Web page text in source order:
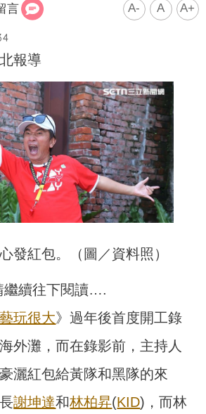
言 A- A A+
報導
發紅包。（圖／資料照）
繼續往下閱讀….
玩很大》過年後首度開工錄
外灘，而在錄影前，主持人
灑紅包給黃隊和黑隊的來
謝坤達和林柏昇(KID)，而林